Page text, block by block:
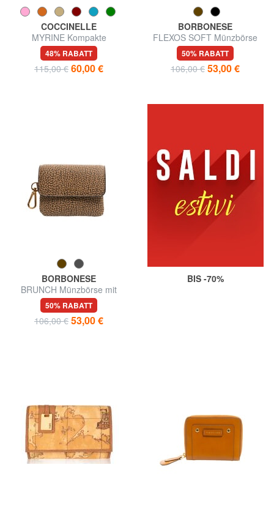
COCCINELLE
MYRINE Kompakte
Ledergeldbörse
48% RABATT
115,00 € 60,00 €
BORBONESE
FLEXOS SOFT Münzbörse
mit Karabiner
50% RABATT
106,00 € 53,00 €
BORBONESE
BRUNCH Münzbörse mit
Karabiner
50% RABATT
106,00 € 53,00 €
BIS -70%